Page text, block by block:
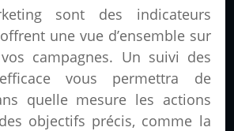
sont des indicateurs
une vue d’ensemble sur
campagnes. Un suivi des
vous permettra de
quelle mesure les actions
objectifs précis, comme la